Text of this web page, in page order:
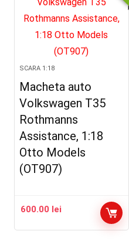
SCARA 1:18
Macheta auto
Volkswagen T35
Rothmanns
Assistance, 1:18
Otto Models
(OT907)
600.00 lei